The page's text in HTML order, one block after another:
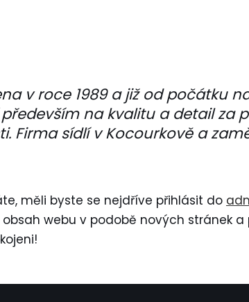
v roce 1989 a již od počátku
především na kvalitu a detail
Firma sídlí v Kocourkově a
měli byste se nejdříve přihlásit do
webu v podobě nových stránek